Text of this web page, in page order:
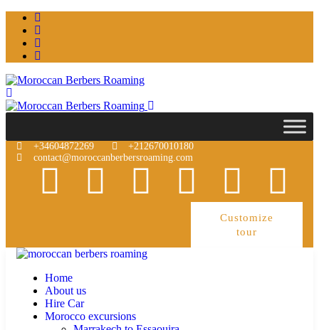
+34604872269
+212670010180
contact@moroccanberbersroaming.com
Customize
tour
Home
About us
Hire Car
Morocco excursions